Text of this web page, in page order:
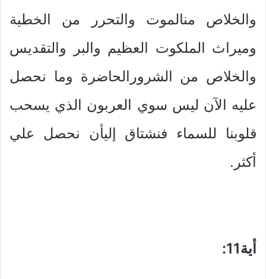
والخلاص منالموت والتحرر من الخطية
وميراث الملكوت العظيم والبر والتقديس
والخلاص من الشرورالحاضرة وما نحصل
عليه الآن ليس سوي العربون الذي يسحب
قلوبنا للسماء فنشتاق إليأن نحصل علي
أكثر.
أية11 :